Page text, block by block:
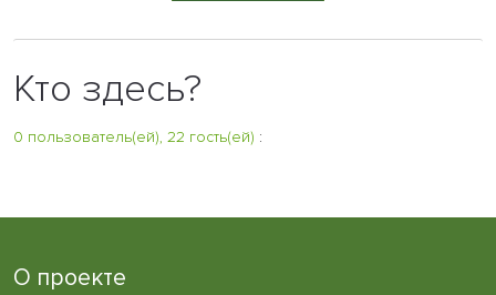
Кто здесь?
0 пользователь(ей), 22 гость(ей) :
О проекте